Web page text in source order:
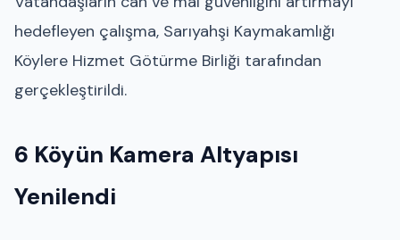
hedefleyen çalışma, Sarıyahşi Kaymakamlığı
Köylere Hizmet Götürme Birliği tarafından
gerçekleştirildi.
6 Köyün Kamera Altyapısı
Yenilendi